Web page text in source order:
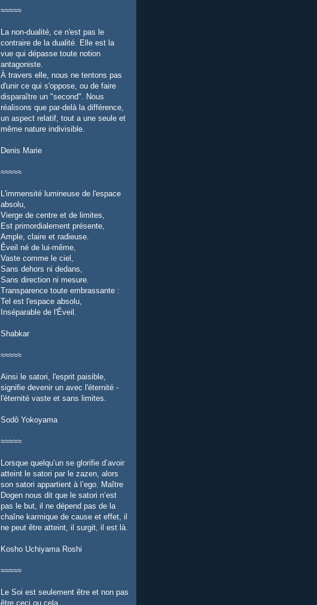
≈≈≈≈≈
La non-dualité, ce n'est pas le
contraire de la dualité. Elle est la
vue qui dépasse toute notion
antagoniste.
À travers elle, nous ne tentons pas
d'unir ce qui s'oppose, ou de faire
disparaître un "second". Nous
réalisons que par-delà la différence,
un aspect relatif, tout a une seule et
même nature indivisible.
Denis Marie
≈≈≈≈≈
L'immensité lumineuse de l'espace
absolu,
Vierge de centre et de limites,
Est primordialement présente,
Ample, claire et radieuse.
Êveil né de lui-même,
Vaste comme le ciel,
Sans dehors ni dedans,
Sans direction ni mesure.
Transparence toute embrassante :
Tel est l'espace absolu,
Inséparable de l'Êveil.
Shabkar
≈≈≈≈≈
Ainsi le satori, l'esprit paisible,
signifie devenir un avec l'éternité -
l'éternité vaste et sans limites.
Sodô Yokoyama
≈≈≈≈≈
Lorsque quelqu’un se glorifie d’avoir
atteint le satori par le zazen, alors
son satori appartient à l’ego. Maître
Dogen nous dit que le satori n’est
pas le but, il ne dépend pas de la
chaîne karmique de cause et effet, il
ne peut être atteint, il surgit, il est là.
Kosho Uchiyama Roshi
≈≈≈≈≈
Le Soi est seulement être et non pas